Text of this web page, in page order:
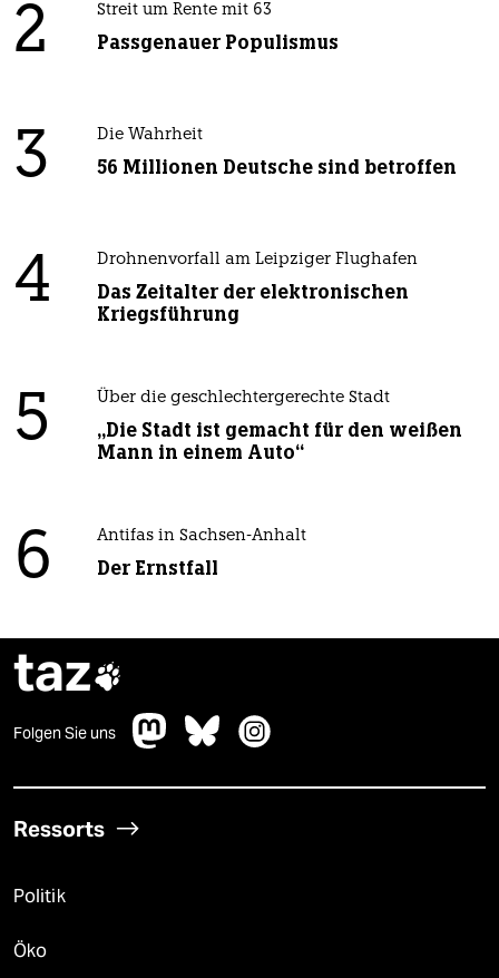
2 Streit um Rente mit 63
Passgenauer Populismus
3 Die Wahrheit
56 Millionen Deutsche sind betroffen
4 Drohnenvorfall am Leipziger Flughafen
Das Zeitalter der elektronischen
Kriegsführung
5 Über die geschlechtergerechte Stadt
„Die Stadt ist gemacht für den weißen
Mann in einem Auto“
6 Antifas in Sachsen-Anhalt
Der Ernstfall
taz
Folgen Sie uns
Ressorts
Politik
Öko